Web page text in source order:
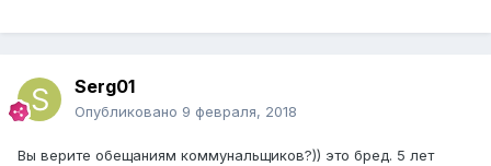
Serg01
Опубликовано 9 февраля, 2018
Вы верите обещаниям коммунальщиков?)) это бред. 5 лет